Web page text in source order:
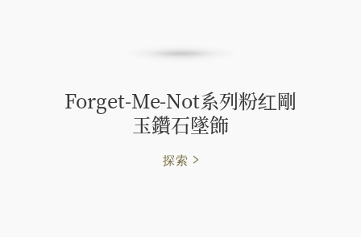
Forget-Me-Not系列粉红剛
玉鑽石墜飾
探索